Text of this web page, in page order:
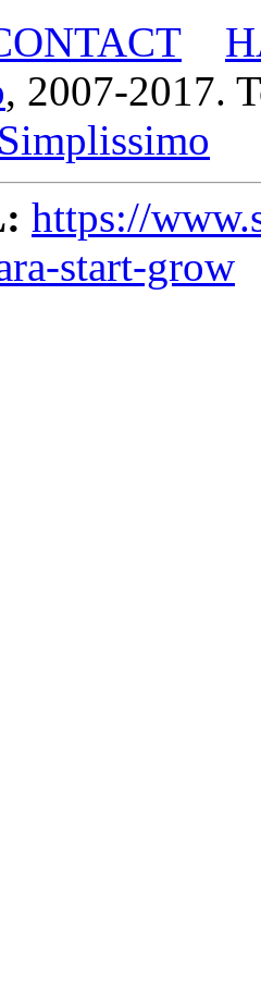
, 2007-2017.
Simplissimo
https://
start-grow